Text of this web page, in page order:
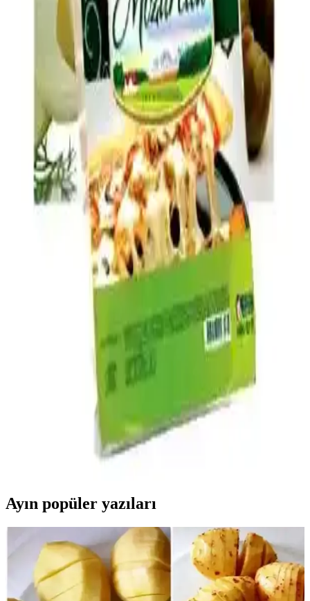
Pizza Yapımında Taze Mozzarella Kullanımında Su
Sorununu Önleme Yöntemleri ve Pişirme Teknikleri
Pizza yapımında taze mozzarella yüksek su içeriği nedeniyle
hamurun ıslanmasına yol açabilir. Doğru peynir seçimi, ön hazırlık
ve pişirme teknikleriyle bu sorun azaltılabilir.
Brüksel Lahanası Tariflerinde Pişirme Teknikleri ve
Lezzet Kombinasyonları Rehberi
Brüksel lahanasının fırınlama, kızartma, soteleme gibi pişirme
teknikleri ve pastırma, peynir, tatlandırıcılar gibi malzemelerle
zenginleştirilmesiyle ortaya çıkan çeşitli tarifler ve ipuçları
sunuluyor.
Ev Yapımı 1 Dolarlık Yumurta ve Peynirli Hot
Pocket Tarifi ve Hazırlama Yöntemleri
Ev yapımı yumurta ve peynirli hot pocket, düşük maliyeti ve pratik
hazırlanışıyla sağlıklı ve besleyici bir alternatif sunar. Kolay hamur
yapımı ve zengin iç malzemelerle evde hızlıca hazırlanabilir.
Galactago Süt Ürünleri: Doğal ve Yüksek Kalite
Standartlarıyla Sağlıklı Beslenme Seçenekleri
Galactago, doğal içeriklerle üretilen süt, yoğurt, peynir ve tereyağı
ile sağlıklı ve hijyenik ürünler sunar, günlük beslenmede güvenle
Muratbey Mozzarella Peynirinin Piyasa Durumu ve
Ürün Özellikleri Analizi
Muratbey mozzarella peynirinin genel piyasa durumu, özellikleri ve
tüketici ilgisi hakkında kapsamlı analiz. Türkiye’deki peynir
piyasasındaki yerini ve talep artışını özetliyor.
Ayın popüler yazıları